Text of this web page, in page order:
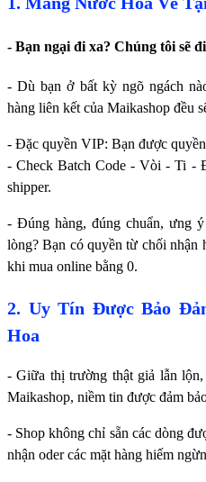
- Bạn ngại đi xa? Chúng tôi sẽ
- Dù bạn ở bất kỳ ngõ ngách
hàng liên kết của Maikashop đều
- Đặc quyền VIP: Bạn được
- Check Batch Code - Vòi - Ti -
shipper.
- Đúng hàng, đúng chuẩn, ưng
lòng? Bạn có quyền từ chối nhận
khi mua online bằng 0.
2. Uy Tín Được Bảo
Hoa
- Giữa thị trường thật giả lẫn
Maikashop, niềm tin được đảm
- Shop không chỉ sẵn các dòng
nhận oder các mặt hàng hiếm